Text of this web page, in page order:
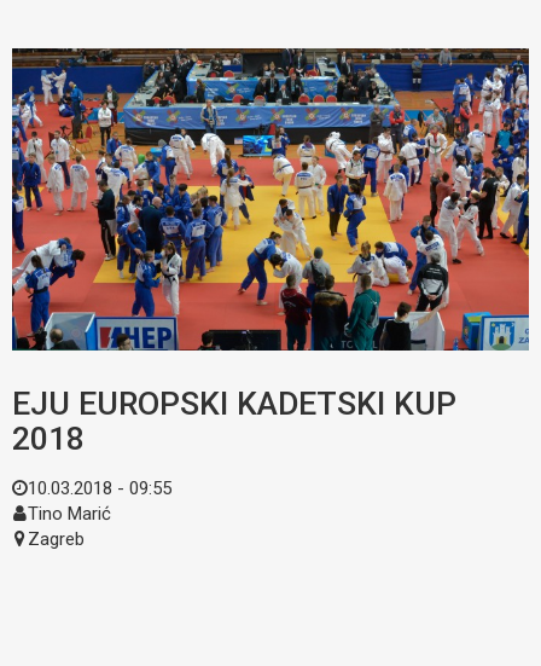
EJU EUROPSKI KADETSKI KUP
2018
10.03.2018 - 09:55
Tino Marić
Zagreb